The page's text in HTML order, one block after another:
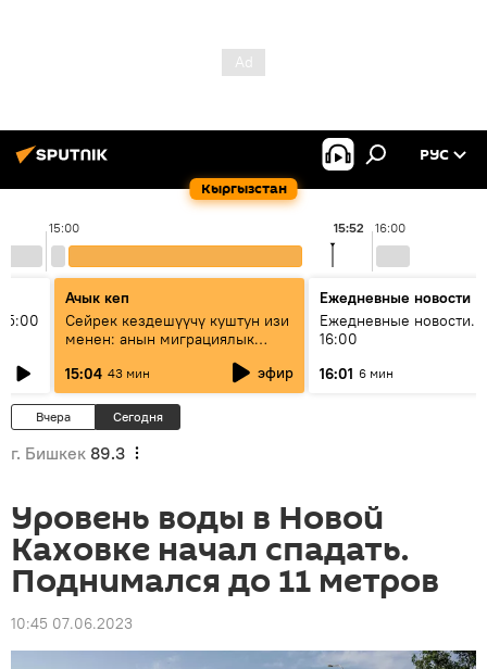
Кыргызстан
РУС
15:00 16:00
15:52
Ачык кеп
Сейрек кездешүүчү куштун изи
менен: анын миграциялык
жолу эмнеден кабар берет?
15:04 43 мин эфир
Ежедневные новости
Ежедневные новости.
16:00
16:01 6 мин
Вчера Сегодня
г. Бишкек 89.3
Уровень воды в Новой
Каховке начал спадать.
Поднимался до 11 метров
10:45 07.06.2023